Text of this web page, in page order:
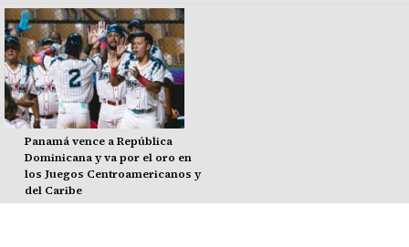
Panamá vence a República
Dominicana y va por el oro en
los Juegos Centroamericanos y
del Caribe